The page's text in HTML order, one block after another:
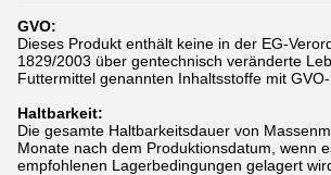
GVO:
Dieses Produkt enthält keine in der EG-
1829/2003 über gentechnisch veränderte
Futtermittel genannten Inhaltsstoffe mit GVO-
Haltbarkeit:
Die gesamte Haltbarkeitsdauer von
Monate nach dem Produktionsdatum, wenn
empfohlenen Lagerbedingungen gelagert